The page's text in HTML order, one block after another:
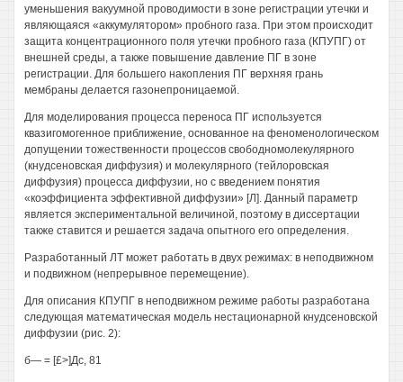
уменьшения вакуумной проводимости в зоне регистрации утечки и
являющаяся «аккумулятором» пробного газа. При этом происходит
защита концентрационного поля утечки пробного газа (КПУПГ) от
внешней среды, а также повышение давление ПГ в зоне
регистрации. Для большего накопления ПГ верхняя грань
мембраны делается газонепроницаемой.
Для моделирования процесса переноса ПГ используется
квазигомогенное приближение, основанное на феноменологическом
допущении тожественности процессов свободномолекулярного
(кнудсеновская диффузия) и молекулярного (тейлоровская
диффузия) процесса диффузии, но с введением понятия
«коэффициента эффективной диффузии» [Л]. Данный параметр
является экспериментальной величиной, поэтому в диссертации
также ставится и решается задача опытного его определения.
Разработанный ЛТ может работать в двух режимах: в неподвижном
и подвижном (непрерывное перемещение).
Для описания КПУПГ в неподвижном режиме работы разработана
следующая математическая модель нестационарной кнудсеновской
диффузии (рис. 2):
б— = [£>]Дс, 81